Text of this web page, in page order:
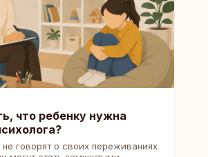
что ребенку нужна
не говорят о своих переживаниях